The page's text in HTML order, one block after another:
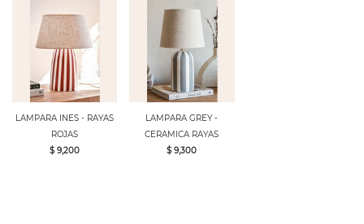
LAMPARA INES - RAYAS
ROJAS
$ 9,200
LAMPARA GREY -
CERAMICA RAYAS
$ 9,300